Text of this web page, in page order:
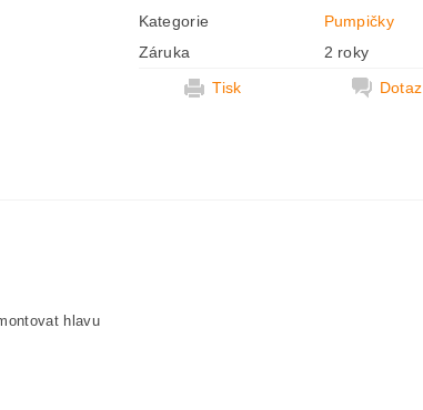
Kategorie
Pumpičky
Záruka
2 roky
Tisk
Dotaz
hlavu